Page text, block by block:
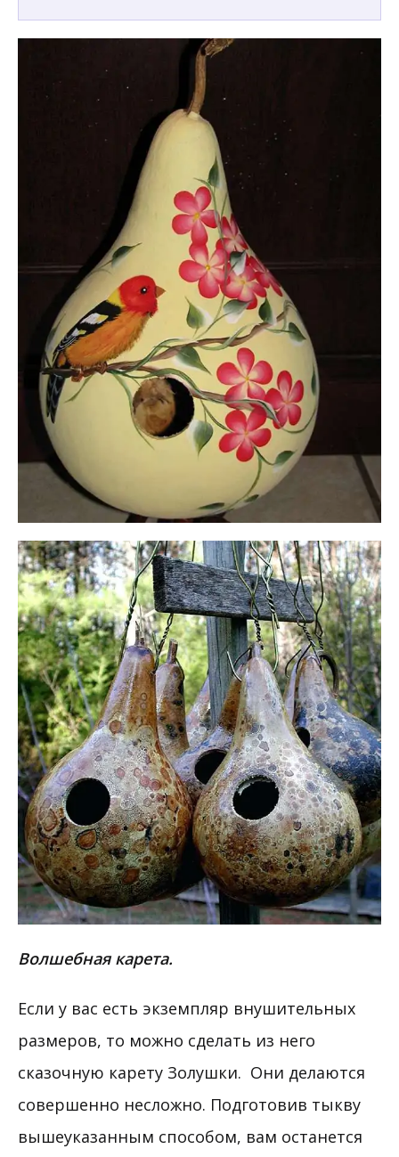
Волшебная карета.
Если у вас есть экземпляр внушительных
размеров, то можно сделать из него
сказочную карету Золушки. Они делаются
совершенно несложно. Подготовив тыкву
вышеуказанным способом, вам останется